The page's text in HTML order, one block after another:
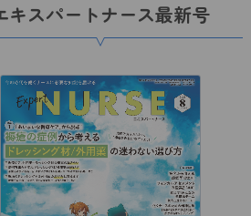
キスパートナース最新号